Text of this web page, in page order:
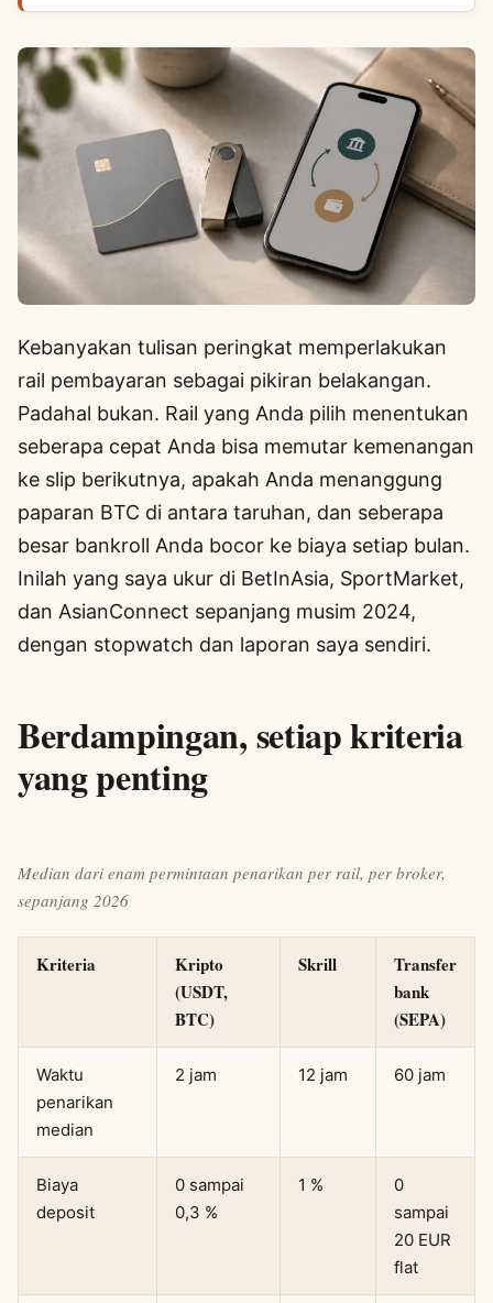
Kebanyakan tulisan peringkat memperlakukan
rail pembayaran sebagai pikiran belakangan.
Padahal bukan. Rail yang Anda pilih menentukan
seberapa cepat Anda bisa memutar kemenangan
ke slip berikutnya, apakah Anda menanggung
paparan BTC di antara taruhan, dan seberapa
besar bankroll Anda bocor ke biaya setiap bulan.
Inilah yang saya ukur di BetInAsia, SportMarket,
dan AsianConnect sepanjang musim 2024,
dengan stopwatch dan laporan saya sendiri.
Berdampingan, setiap kriteria
yang penting
Median dari enam permintaan penarikan per rail, per broker,
sepanjang 2026
Kriteria
Kripto
(USDT,
BTC)
Skrill
Transfer
bank
(SEPA)
Waktu
penarikan
median
2 jam 12 jam 60 jam
Biaya
deposit
0 sampai
0,3 %
1 %
0
sampai
20 EUR
flat